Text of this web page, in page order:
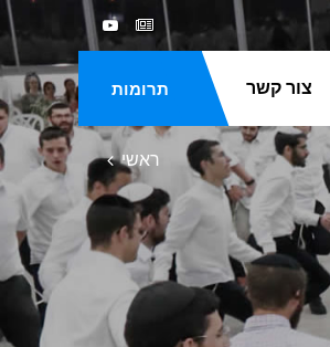
תרומות צור קשר
ראשי